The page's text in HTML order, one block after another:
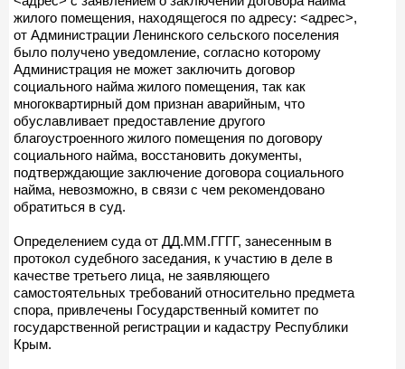
жилого помещения, находящегося по адресу: <адрес>,
от Администрации Ленинского сельского поселения
было получено уведомление, согласно которому
Администрация не может заключить договор
социального найма жилого помещения, так как
многоквартирный дом признан аварийным, что
обуславливает предоставление другого
благоустроенного жилого помещения по договору
социального найма, восстановить документы,
подтверждающие заключение договора социального
найма, невозможно, в связи с чем рекомендовано
обратиться в суд.
Определением суда от ДД.ММ.ГГГГ, занесенным в
протокол судебного заседания, к участию в деле в
качестве третьего лица, не заявляющего
самостоятельных требований относительно предмета
спора, привлечены Государственный комитет по
государственной регистрации и кадастру Республики
Крым.